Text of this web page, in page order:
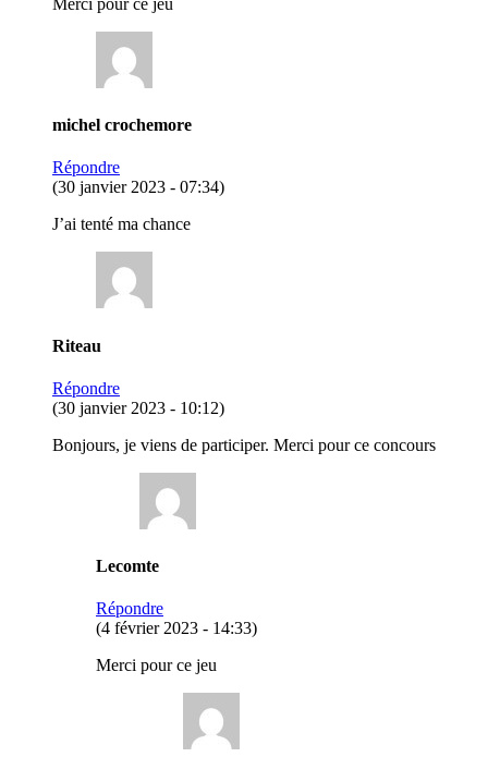
michel crochemore
Répondre
(30 janvier 2023 - 07:34)
J’ai tenté ma chance
Riteau
Répondre
(30 janvier 2023 - 10:12)
Bonjours, je viens de participer. Merci pour ce concours
Lecomte
Répondre
(4 février 2023 - 14:33)
Merci pour ce jeu